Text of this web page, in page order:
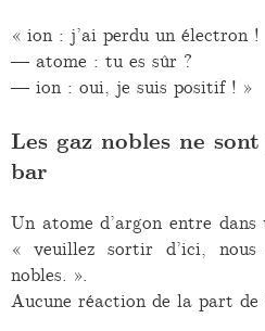
« ion : j’ai perdu un électron !
— atome : tu es sûr ?
— ion : oui, je suis positif ! »
Les gaz nobles ne
bar
Un atome d’argon entre
« veuillez sortir d’ici,
nobles. ».
Aucune réaction de la part de